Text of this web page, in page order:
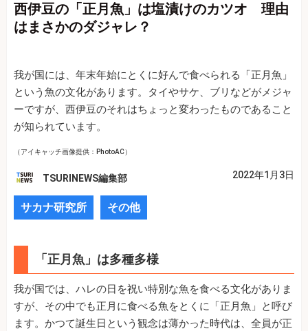
西伊豆の「正月魚」は塩漬けのカツオ 理由
はまさかのダジャレ？
我が国には、年末年始にとくに好んで食べられる「正月魚」
という魚の文化があります。タイやサケ、ブリなどがメジャ
ーですが、西伊豆のそれはちょっと変わったものであること
が知られています。
（アイキャッチ画像提供：PhotoAC）
TSURINEWS編集部 2022年1月3日
サカナ研究所 その他
「正月魚」は多種多様
我が国では、ハレの日を祝い特別な魚を食べる文化がありま
すが、その中でも正月に食べる魚をとくに「正月魚」と呼び
ます。かつて誕生日という観念は薄かった時代は、全員が正